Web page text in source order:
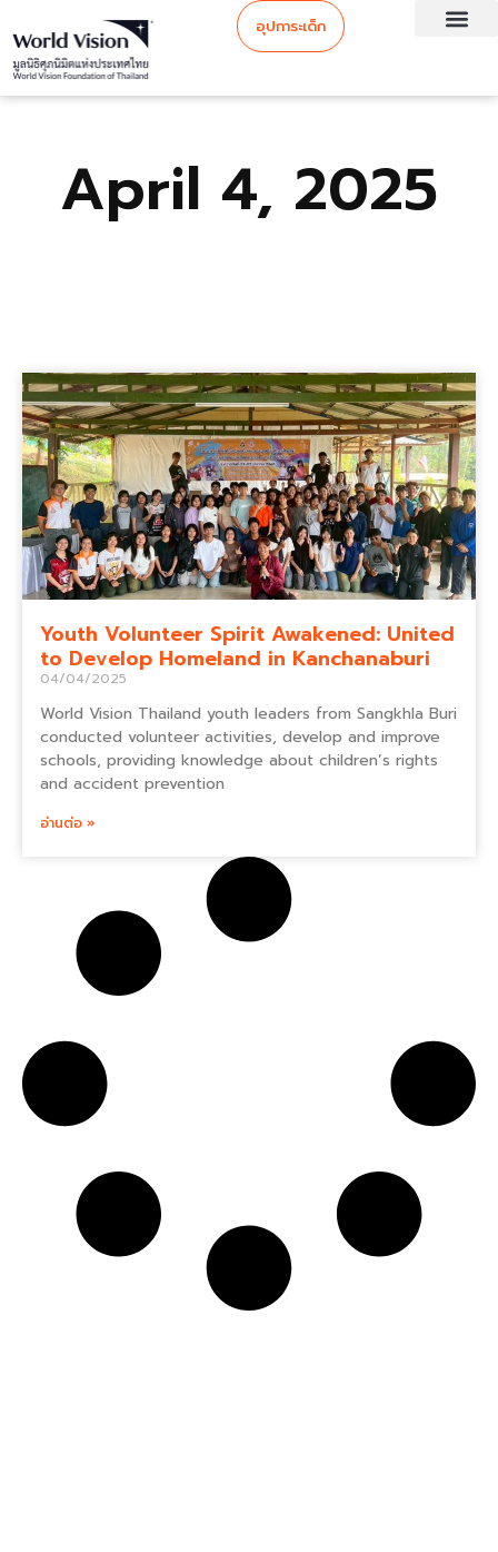
อุปการะเด็ก
April 4, 2025
Youth Volunteer Spirit Awakened: United
to Develop Homeland in Kanchanaburi
04/04/2025
World Vision Thailand youth leaders from Sangkhla Buri
conducted volunteer activities, develop and improve
schools, providing knowledge about children’s rights
and accident prevention
อ่านต่อ »